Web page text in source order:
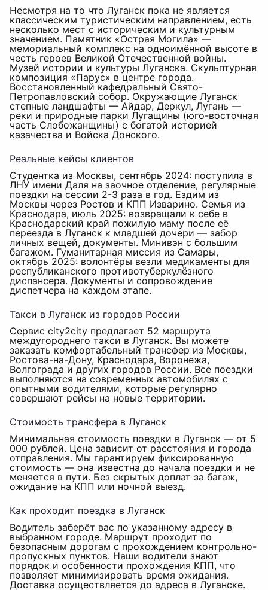
Несмотря на то что Луганск пока не является
классическим туристическим направлением, есть
несколько мест с историческим и культурным
значением. Памятник «Острая Могила» —
мемориальный комплекс на одноимённой высоте в
честь героев Великой Отечественной войны.
Музей истории и культуры Луганска. Скульптурная
композиция «Парус» в центре города.
Восстановленный кафедральный Свято-
Петропавловский собор. Окружающие Луганск
степные ландшафты — Айдар, Деркул, Лугань —
реки и природные парки Лугащины (юго-восточная
часть Слобожанщины) с богатой историей
казачества и Войска Донского.
Реальные кейсы клиентов
Студентка из Москвы, сентябрь 2024: поступила в
ЛНУ имени Даля на заочное отделение, регулярные
поездки на сессии 2-3 раза в год. Ездим из
Москвы через Ростов и КПП Изварино. Семья из
Краснодара, июль 2025: возвращали к себе в
Краснодарский край пожилую маму после её
переезда в Луганск к младшей дочери — забор
личных вещей, документы. Минивэн с большим
багажом. Гуманитарная миссия из Самары,
октябрь 2025: волонтёры везли медикаменты для
республиканского противотуберкулёзного
диспансера. Документы и сопровождение
диспетчера на каждом этапе.
Такси в Луганск из городов России
Сервис city2city предлагает 52 маршрута
междугороднего такси в Луганск. Вы можете
заказать комфортабельный трансфер из Москвы,
Ростова-на-Дону, Краснодара, Воронежа,
Волгограда и других городов России. Все поездки
выполняются на современных автомобилях с
опытными водителями, которые регулярно
совершают рейсы на новые территории.
Стоимость трансфера в Луганск
Минимальная стоимость поездки в Луганск — от 5
000 рублей. Цена зависит от расстояния и города
отправления. Мы гарантируем фиксированную
стоимость — она известна до начала поездки и не
меняется в пути. Без скрытых доплат за багаж,
ожидание на КПП или ночной выезд.
Как проходит поездка в Луганск
Водитель заберёт вас по указанному адресу в
выбранном городе. Маршрут проходит по
безопасным дорогам с прохождением контрольно-
пропускных пунктов. Наши водители знают
порядок и особенности прохождения КПП, что
позволяет минимизировать время ожидания.
Доставка осуществляется до адреса в Луганске.